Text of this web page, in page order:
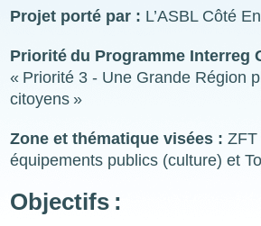
Projet porté par : L’ASBL Côté
Priorité du Programme Interreg
« Priorité 3 - Une Grande Région
citoyens »
Zone et thématique visées : ZFT
équipements publics (culture) et
Objectifs :